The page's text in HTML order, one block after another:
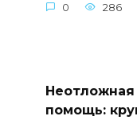
0 286
Неотложная
помощь: